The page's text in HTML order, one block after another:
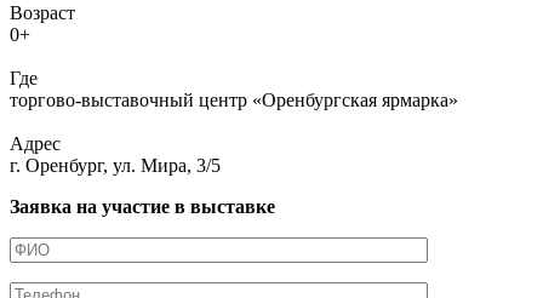
Возраст
0+
Где
торгово-выставочный центр «Оренбургская ярмарка»
Адрес
г. Оренбург, ул. Мира, 3/5
Заявка на участие в выставке